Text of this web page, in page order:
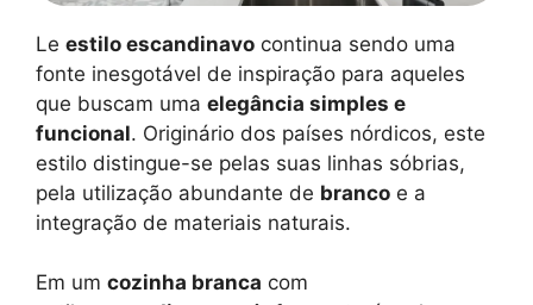
Le estilo escandinavo continua sendo uma
fonte inesgotável de inspiração para aqueles
que buscam uma elegância simples e
funcional. Originário dos países nórdicos, este
estilo distingue-se pelas suas linhas sóbrias,
pela utilização abundante de branco e a
integração de materiais naturais.
Em um cozinha branca com